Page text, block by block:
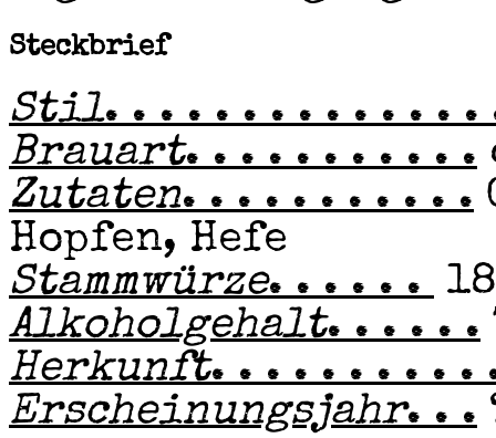
Steckbrief
Stil. . . . . . . . . . . . . .
Brauart. . . . . . . . . . .
Zutaten. . . . . . . . . . .
Hopfen, Hefe
Stammwürze. . . . . .
Alkoholgehalt. . . . . .
Herkunft. . . . . . . . . .
Erscheinungsjahr. . .